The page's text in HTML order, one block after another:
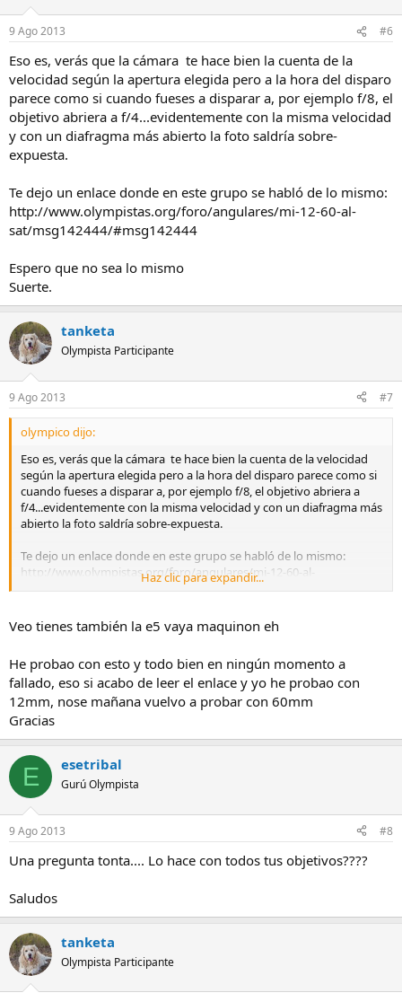
9 Ago 2013 #6
Eso es, verás que la cámara te hace bien la cuenta de la
velocidad según la apertura elegida pero a la hora del disparo
parece como si cuando fueses a disparar a, por ejemplo f/8, el
objetivo abriera a f/4...evidentemente con la misma velocidad
y con un diafragma más abierto la foto saldría sobre-
expuesta.
Te dejo un enlace donde en este grupo se habló de lo mismo:
http://www.olympistas.org/foro/angulares/mi-12-60-al-
sat/msg142444/#msg142444
Espero que no sea lo mismo
Suerte.
tanketa
Olympista Participante
9 Ago 2013 #7
olympico dijo:
Eso es, verás que la cámara te hace bien la cuenta de la velocidad
según la apertura elegida pero a la hora del disparo parece como si
cuando fueses a disparar a, por ejemplo f/8, el objetivo abriera a
f/4...evidentemente con la misma velocidad y con un diafragma más
abierto la foto saldría sobre-expuesta.
Te dejo un enlace donde en este grupo se habló de lo mismo:
http://www.olympistas.org/foro/angulares/mi-12-60-al-
Espero que no sea lo mismo
Suerte.
Haz clic para expandir...
Veo tienes también la e5 vaya maquinon eh
He probao con esto y todo bien en ningún momento a
fallado, eso si acabo de leer el enlace y yo he probao con
12mm, nose mañana vuelvo a probar con 60mm
Gracias
E esetribal
Gurú Olympista
9 Ago 2013 #8
Una pregunta tonta.... Lo hace con todos tus objetivos????
Saludos
tanketa
Olympista Participante